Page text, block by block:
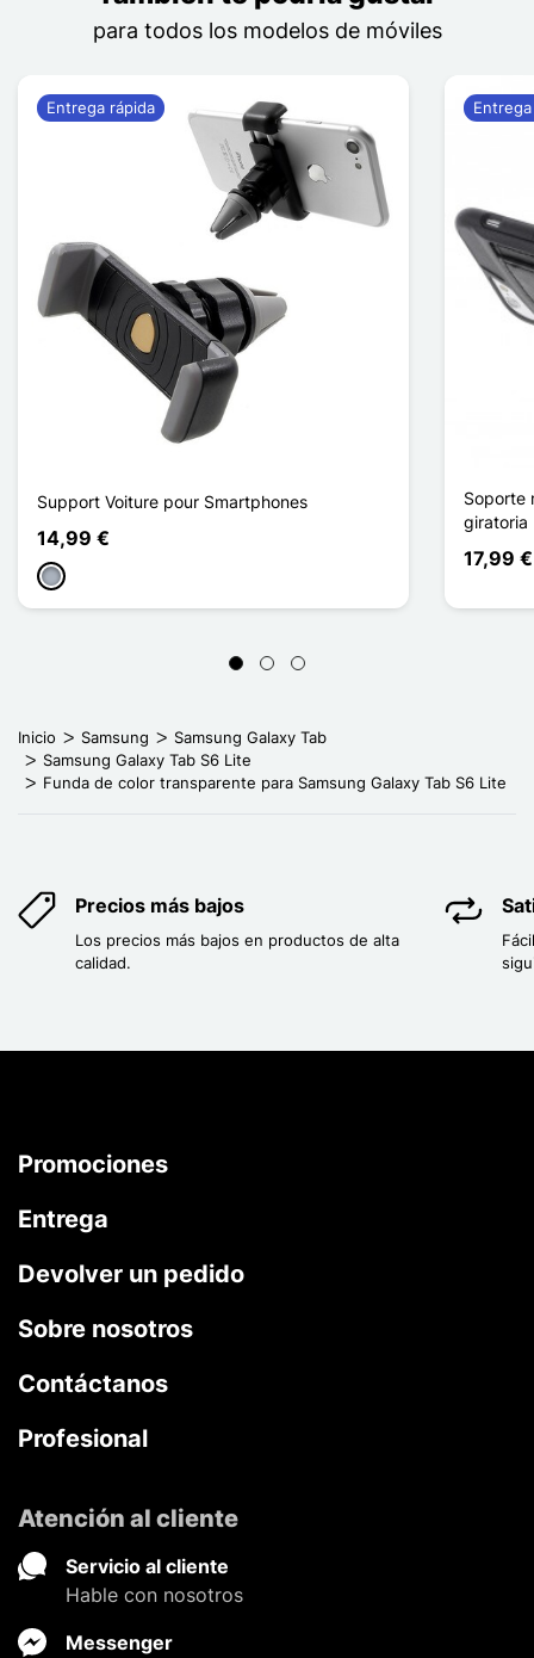
para todos los modelos de móviles
Support Voiture pour Smartphones
14,99 €
Gris
Entrega rápida
Soporte
giratoria
17,99 €
Inicio Samsung
Samsung Galaxy Tab
Samsung Galaxy Tab S6 Lite
Funda de color transparente para Samsung Galaxy Tab S6 Lite
Precios más bajos
Los precios más bajos en productos de alta
calidad.
Promociones
Entrega
Devolver un pedido
Sobre nosotros
Contáctanos
Profesional
Atención al cliente
Servicio al cliente
Hable con nosotros
Messenger